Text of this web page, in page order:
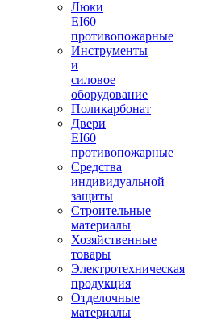
Люки
EI60
противопожарные
Инструменты
и
силовое
оборудование
Поликарбонат
Двери
EI60
противопожарные
Средства
индивидуальной
защиты
Строительные
материалы
Хозяйственные
товары
Электротехническая
продукция
Отделочные
материалы